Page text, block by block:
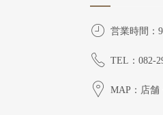
営業時間：
TEL：082-
MAP：店舗